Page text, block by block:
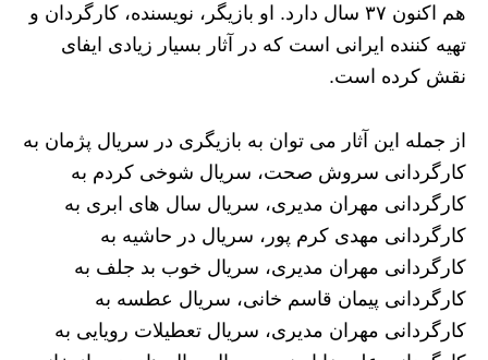
هم اکنون ۳۷ سال دارد. او بازیگر، نویسنده، کارگردان و
تهیه کننده ایرانی است که در آثار بسیار زیادی ایفای
نقش کرده است.
از جمله این آثار می‌ توان به بازیگری در سریال پژمان به
کارگردانی سروش صحت، سریال شوخی کردم به
کارگردانی مهران مدیری، سریال سال های ابری به
کارگردانی مهدی کرم پور، سریال در حاشیه به
کارگردانی مهران مدیری، سریال خوب بد جلف به
کارگردانی پیمان قاسم خانی، سریال عطسه به
کارگردانی مهران مدیری، سریال تعطیلات رویایی به